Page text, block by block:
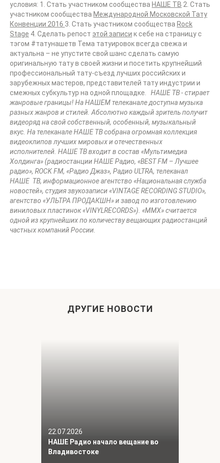
условия: 1. Стать участником сообщества НАШЕ ТВ 2. Стать
участником сообщества Международной Московской Тату
Конвенции 2016 3. Стать участником сообщества Rock
Stage 4. Сделать репост этой записи к себе на страницу с
тэгом #татунашетв Тема татуировок всегда свежа и
актуальна – не упустите свой шанс сделать самую
оригинальную тату в своей жизни и посетить крупнейший
профессиональный тату-съезд лучших российских и
зарубежных мастеров, представителей тату индустрии и
смежных субкультур на одной площадке. НАШЕ ТВ - стирает
жанровые границы! На НАШЕМ телеканале доступна музыка
разных жанров и стилей. Абсолютно каждый зритель получит
видеоряд на свой собственный, особенный, музыкальный
вкус. На телеканале НАШЕ ТВ собрана огромная коллекция
видеоклипов лучших мировых и отечественных
исполнителей. НАШЕ ТВ входит в состав «Мультимедиа
Холдинга» (радиостанции НАШЕ Радио, «ВESTFM – Лучшее
радио», ROCK FM, «Радио Джаз», Радио ULTRA, телеканал
НАШЕ ТВ, информационное агентство «Национальная служба
новостей», студия звукозаписи «VINTAGERECORDINGSTUDIO»,
агентство «УЛЬТРА ПРОДАКШН» и завод по изготовлению
виниловых пластинок «VINYLRECORDS»). «ММХ» считается
одной из крупнейших по количеству вещающих радиостанций
частных компаний России.
ДРУГИЕ НОВОСТИ
22.07.2026
НАШЕ Радио начало вещание во
Владивостоке